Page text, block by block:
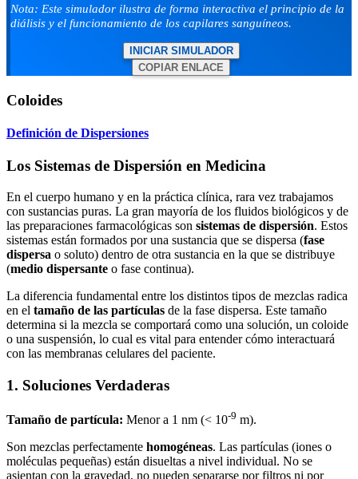
Nota: Este simulador ilustra de forma interactiva el principio de la
diálisis y el funcionamiento de los capilares sanguíneos.
INICIAR SIMULADOR
COPIAR ENLACE
Coloides
Definición de Dispersiones
Los Sistemas de Dispersión en Medicina
En el cuerpo humano y en la práctica clínica, rara vez trabajamos
con sustancias puras. La gran mayoría de los fluidos biológicos y de
las preparaciones farmacológicas son sistemas de dispersión. Estos
sistemas están formados por una sustancia que se dispersa (fase
dispersa o soluto) dentro de otra sustancia en la que se distribuye
(medio dispersante o fase continua).
La diferencia fundamental entre los distintos tipos de mezclas radica
en el tamaño de las partículas de la fase dispersa. Este tamaño
determina si la mezcla se comportará como una solución, un coloide
o una suspensión, lo cual es vital para entender cómo interactuará
con las membranas celulares del paciente.
1. Soluciones Verdaderas
Tamaño de partícula: Menor a 1 nm (< 10-9 m).
Son mezclas perfectamente homogéneas. Las partículas (iones o
moléculas pequeñas) están disueltas a nivel individual. No se
asientan con la gravedad, no pueden separarse por filtros ni por